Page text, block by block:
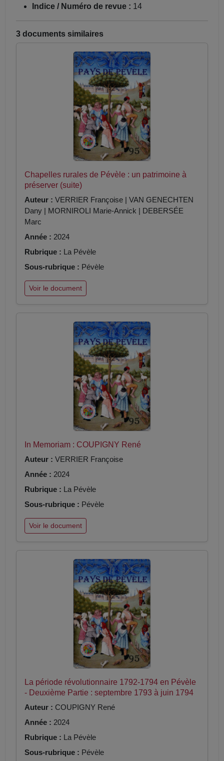
Indice / Numéro de revue : 14
3 documents similaires
Chapelles rurales de Pévèle : un patrimoine à
préserver (suite)
Auteur : VERRIER Françoise | VAN GENECHTEN
Dany | MORNIROLI Marie-Annick | DEBERSÉE
Marc
Année : 2024
Rubrique : La Pévèle
Sous-rubrique : Pévèle
Voir le document
In Memoriam : COUPIGNY René
Auteur : VERRIER Françoise
Année : 2024
Rubrique : La Pévèle
Sous-rubrique : Pévèle
Voir le document
La période révolutionnaire 1792-1794 en Pévèle
- Deuxième Partie : septembre 1793 à juin 1794
Auteur : COUPIGNY René
Année : 2024
Rubrique : La Pévèle
Sous-rubrique : Pévèle